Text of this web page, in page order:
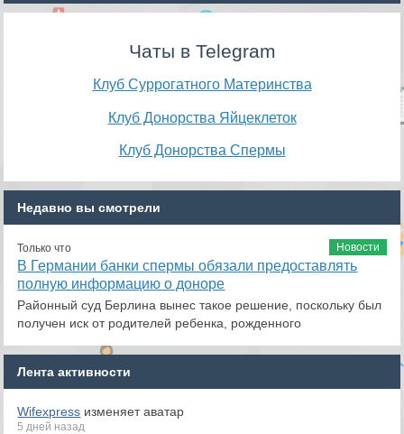
Чаты в Telegram
Клуб Суррогатного Материнства
Клуб Донорства Яйцеклеток
Клуб Донорства Спермы
Недавно вы смотрели
Новости
Только что
В Германии банки спермы обязали предоставлять
полную информацию о доноре
Районный суд Берлина вынес такое решение, поскольку был
получен иск от родителей ребенка, рожденного
Лента активности
Wifexpress изменяет аватар
5 дней назад